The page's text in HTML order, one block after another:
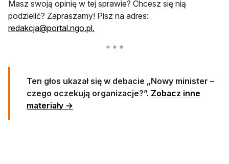
Masz swoją opinię w tej sprawie? Chcesz się nią
podzielić? Zapraszamy! Pisz na adres:
redakcja@portal.ngo.plotwiera się w nowej karcie
.
Ten głos ukazał się w debacie „Nowy minister –
czego oczekują organizacje?”. Zobacz inne
materiały →